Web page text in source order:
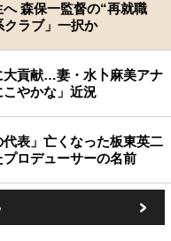
森保一監督の“再就職
クラブ」一択か
大貢献…妻・水卜麻美アナ
やかな」近況
代表」亡くなった板東英二
ロデューサーの名前